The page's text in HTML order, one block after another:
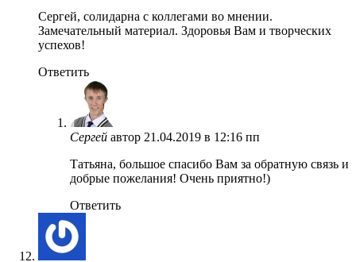
Сергей, солидарна с коллегами во мнении.
Замечательный материал. Здоровья Вам и творческих
успехов!
Ответить
Сергей автор 21.04.2019 в 12:16 пп
Татьяна, большое спасибо Вам за обратную связь и
добрые пожелания! Очень приятно!)
Ответить